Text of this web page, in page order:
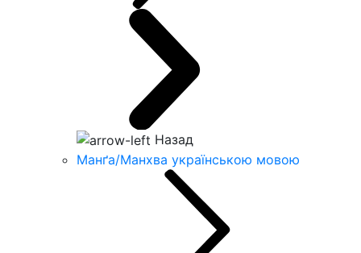
Назад
Манґа/Манхва українською мовою